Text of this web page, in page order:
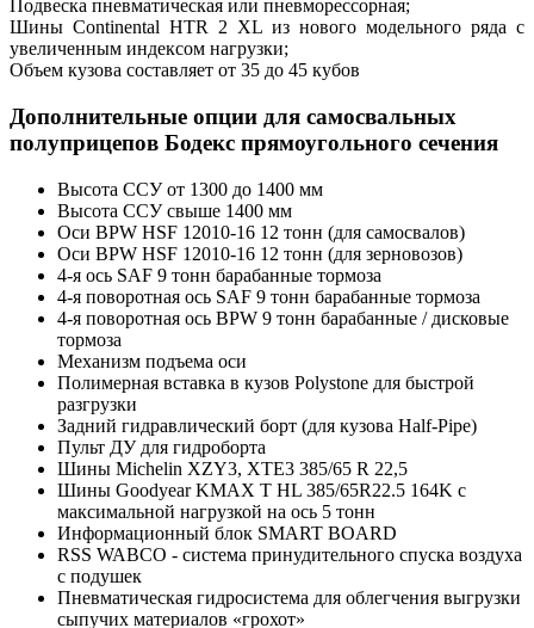
Подвеска пневматическая или пневморессорная;
Шины Continental HTR 2 XL из нового модельного ряда с
увеличенным индексом нагрузки;
Объем кузова составляет от 35 до 45 кубов
Дополнительные опции для самосвальных
полуприцепов Бодекс прямоугольного сечения
Высота ССУ от 1300 до 1400 мм
Высота ССУ свыше 1400 мм
Оси BPW HSF 12010-16 12 тонн (для самосвалов)
Оси BPW HSF 12010-16 12 тонн (для зерновозов)
4-я ось SAF 9 тонн барабанные тормоза
4-я поворотная ось SAF 9 тонн барабанные тормоза
4-я поворотная ось BPW 9 тонн барабанные / дисковые
тормоза
Механизм подъема оси
Полимерная вставка в кузов Polystone для быстрой
разгрузки
Задний гидравлический борт (для кузова Half-Pipe)
Пульт ДУ для гидроборта
Шины Michelin XZY3, XTE3 385/65 R 22,5
Шины Goodyear KMAX T HL 385/65R22.5 164K с
максимальной нагрузкой на ось 5 тонн
Информационный блок SMART BOARD
RSS WABCO - система принудительного спуска воздуха
с подушек
Пневматическая гидросистема для облегчения выгрузки
сыпучих материалов «грохот»